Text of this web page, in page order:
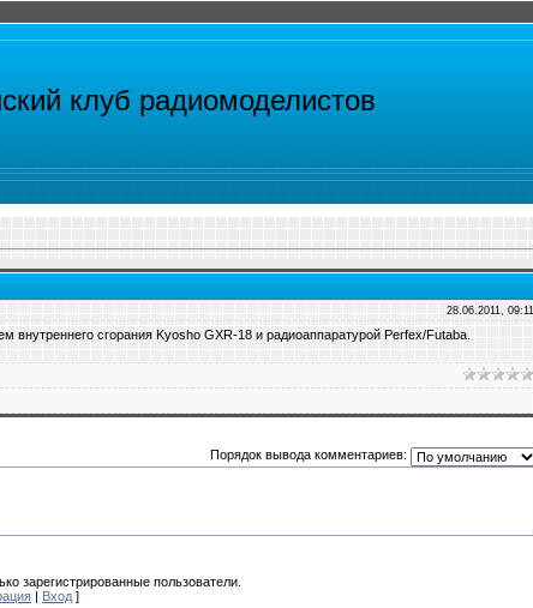
клуб радиомоделистов
28.06.2011, 09:11
сгорания Kyosho GXR-18 и радиоаппаратурой Perfex/Futaba.
Порядок вывода комментариев:
зарегистрированные пользователи.
| Вход ]